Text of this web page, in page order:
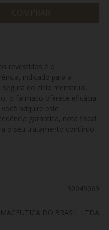
revestidos é o
indicado para a
do ciclo menstrual.
o fármaco oferece eficácia
adquire este
garantida, nota fiscal
o seu tratamento contínuo.
30049069
DO BRASIL LTDA